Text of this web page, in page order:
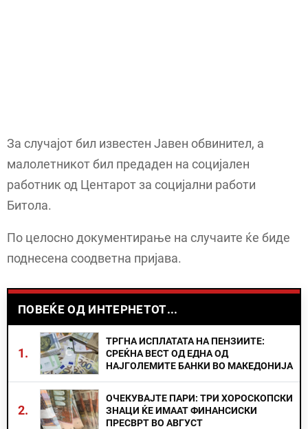
За случајот бил известен Јавен обвинител, а
малолетникот бил предаден на социјален
работник од Центарот за социјални работи
Битола.
По целосно документирање на случаите ќе биде
поднесена соодветна пријава.
ПОВЕЌЕ ОД ИНТЕРНЕТОТ...
1.
ТРГНА ИСПЛАТАТА НА ПЕНЗИИТЕ:
СРЕЌНА ВЕСТ ОД ЕДНА ОД
НАЈГОЛЕМИТЕ БАНКИ ВО МАКЕДОНИЈА
2.
ОЧЕКУВАЈТЕ ПАРИ: ТРИ ХОРОСКОПСКИ
ЗНАЦИ ЌЕ ИМААТ ФИНАНСИСКИ
ПРЕСВРТ ВО АВГУСТ